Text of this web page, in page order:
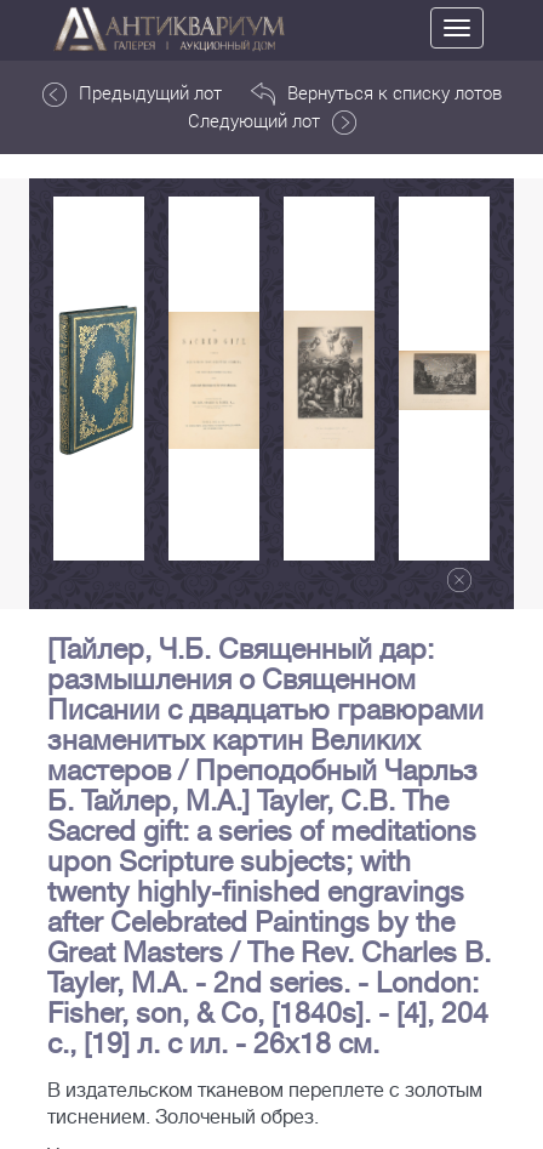
Toggle
navigation
Предыдущий лот
Вернуться к списку лотов
Следующий лот
[Тайлер, Ч.Б. Священный дар:
размышления о Священном
Писании с двадцатью гравюрами
знаменитых картин Великих
мастеров / Преподобный Чарльз
Б. Тайлер, М.А.] Tayler, C.B. The
Sacred gift: a series of meditations
upon Scripture subjects; with
twenty highly-finished engravings
after Celebrated Paintings by the
Great Masters / The Rev. Charles B.
Tayler, M.A. - 2nd series. - London:
Fisher, son, & Co, [1840s]. - [4], 204
с., [19] л. с ил. - 26х18 см.
В издательском тканевом переплете с золотым
тиснением. Золоченый обрез.